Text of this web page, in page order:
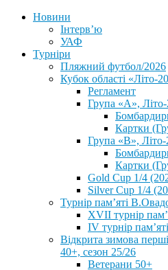
Новини
Інтерв’ю
УАФ
Турніри
Пляжний футбол/2026
Кубок області «Літо-
Регламент
Група «А»,
Картки
Група «В», Літо-
Картки
Gold Cup 1/4
Silver Cup 1/4
Турнір пам’яті
XVII турнір
IV турнір
Відкрита зимова
40+, сезон 25/26
Ветерани 50+